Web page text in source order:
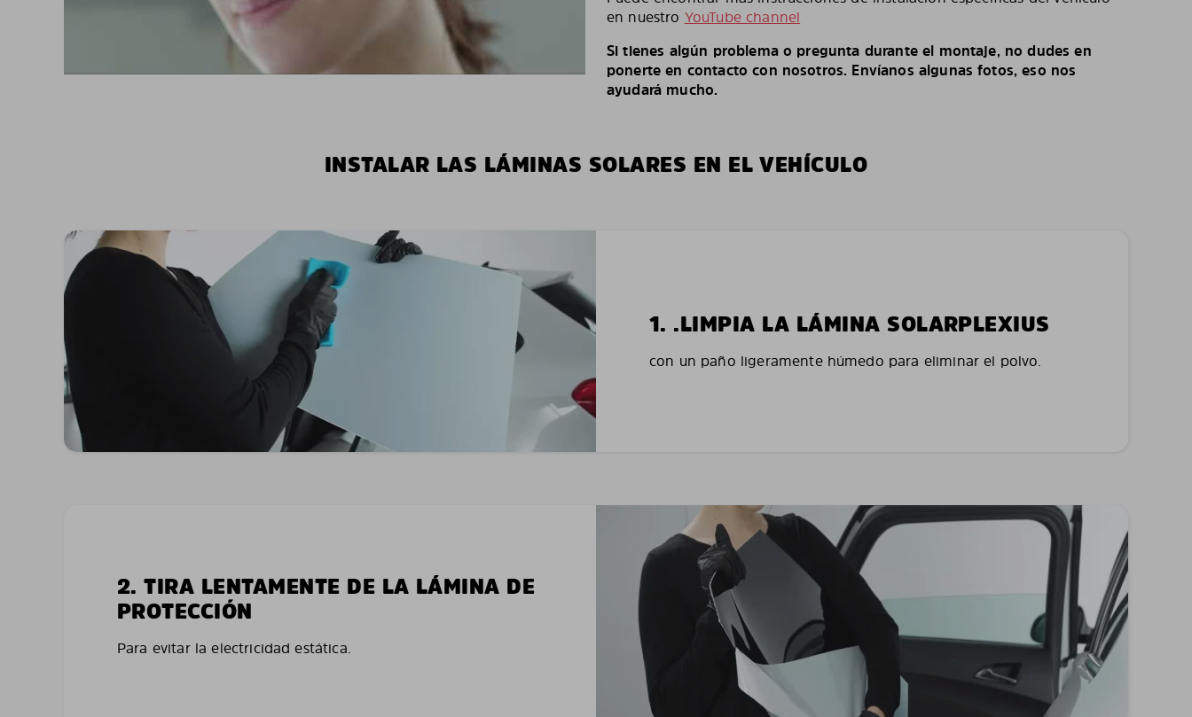
en nuestro YouTube channel
Si tienes algún problema o pregunta durante el montaje, no dudes en
ponerte en contacto con nosotros. Envíanos algunas fotos, eso nos
ayudará mucho.
INSTALAR LAS LÁMINAS SOLARES EN EL VEHÍCULO
1. .LIMPIA LA LÁMINA SOLARPLEXIUS
con un paño ligeramente húmedo para eliminar el polvo.
2. TIRA LENTAMENTE DE LA LÁMINA DE
PROTECCIÓN
Para evitar la electricidad estática.